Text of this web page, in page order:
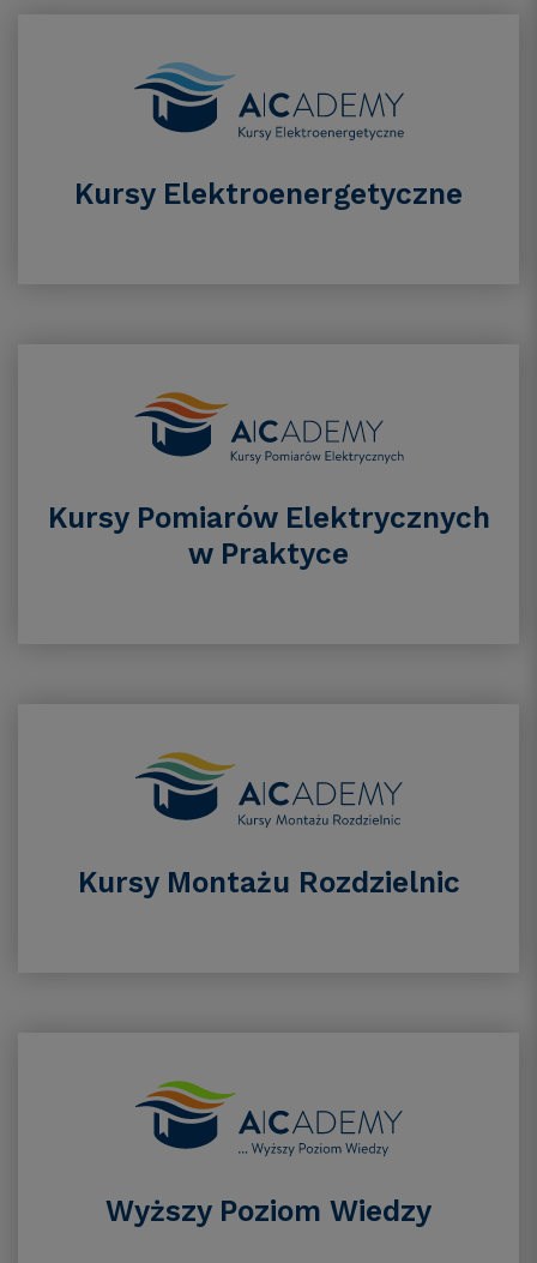
Kursy Elektroenergetyczne
Kursy Pomiarów Elektrycznych
w Praktyce
Kursy Montażu Rozdzielnic
Wyższy Poziom Wiedzy